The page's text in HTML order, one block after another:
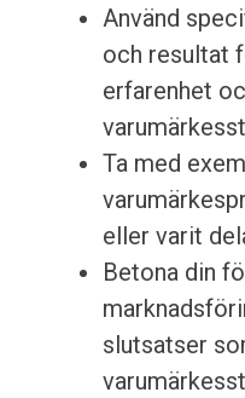
Använd
och resultat
erfarenhet
Ta med
eller varit
Betona din
slutsatser